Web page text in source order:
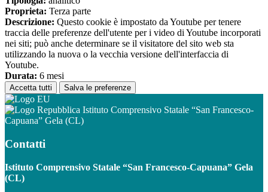
Proprieta: Terza parte
Descrizione: Questo cookie è impostato da Youtube per tenere
traccia delle preferenze dell'utente per i video di Youtube incorporati
nei siti; può anche determinare se il visitatore del sito web sta
utilizzando la nuova o la vecchia versione dell'interfaccia di
Youtube.
Durata: 6 mesi
Accetta tutti Salva le preferenze
Istituto Comprensivo Statale “San Francesco-
Capuana” Gela (CL)
Contatti
Istituto Comprensivo Statale “San Francesco-Capuana” Gela
(CL)